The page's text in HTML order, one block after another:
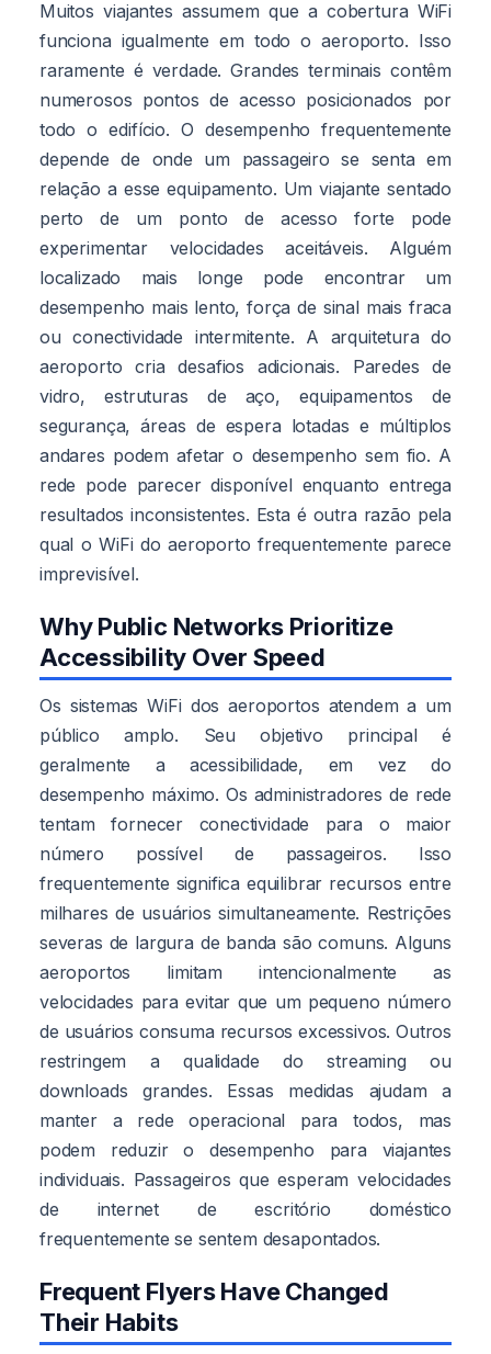
Muitos viajantes assumem que a cobertura WiFi
funciona igualmente em todo o aeroporto. Isso
raramente é verdade. Grandes terminais contêm
numerosos pontos de acesso posicionados por
todo o edifício. O desempenho frequentemente
depende de onde um passageiro se senta em
relação a esse equipamento. Um viajante sentado
perto de um ponto de acesso forte pode
experimentar velocidades aceitáveis. Alguém
localizado mais longe pode encontrar um
desempenho mais lento, força de sinal mais fraca
ou conectividade intermitente. A arquitetura do
aeroporto cria desafios adicionais. Paredes de
vidro, estruturas de aço, equipamentos de
segurança, áreas de espera lotadas e múltiplos
andares podem afetar o desempenho sem fio. A
rede pode parecer disponível enquanto entrega
resultados inconsistentes. Esta é outra razão pela
qual o WiFi do aeroporto frequentemente parece
imprevisível.
Why Public Networks Prioritize
Accessibility Over Speed
Os sistemas WiFi dos aeroportos atendem a um
público amplo. Seu objetivo principal é
geralmente a acessibilidade, em vez do
desempenho máximo. Os administradores de rede
tentam fornecer conectividade para o maior
número possível de passageiros. Isso
frequentemente significa equilibrar recursos entre
milhares de usuários simultaneamente. Restrições
severas de largura de banda são comuns. Alguns
aeroportos limitam intencionalmente as
velocidades para evitar que um pequeno número
de usuários consuma recursos excessivos. Outros
restringem a qualidade do streaming ou
downloads grandes. Essas medidas ajudam a
manter a rede operacional para todos, mas
podem reduzir o desempenho para viajantes
individuais. Passageiros que esperam velocidades
de internet de escritório doméstico
frequentemente se sentem desapontados.
Frequent Flyers Have Changed
Their Habits